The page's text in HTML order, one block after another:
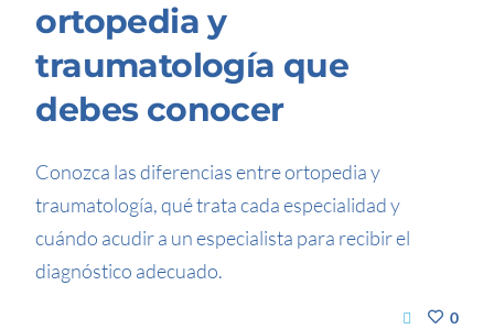
ortopedia y
traumatología que
debes conocer
Conozca las diferencias entre ortopedia y
traumatología, qué trata cada especialidad y
cuándo acudir a un especialista para recibir el
diagnóstico adecuado.
0